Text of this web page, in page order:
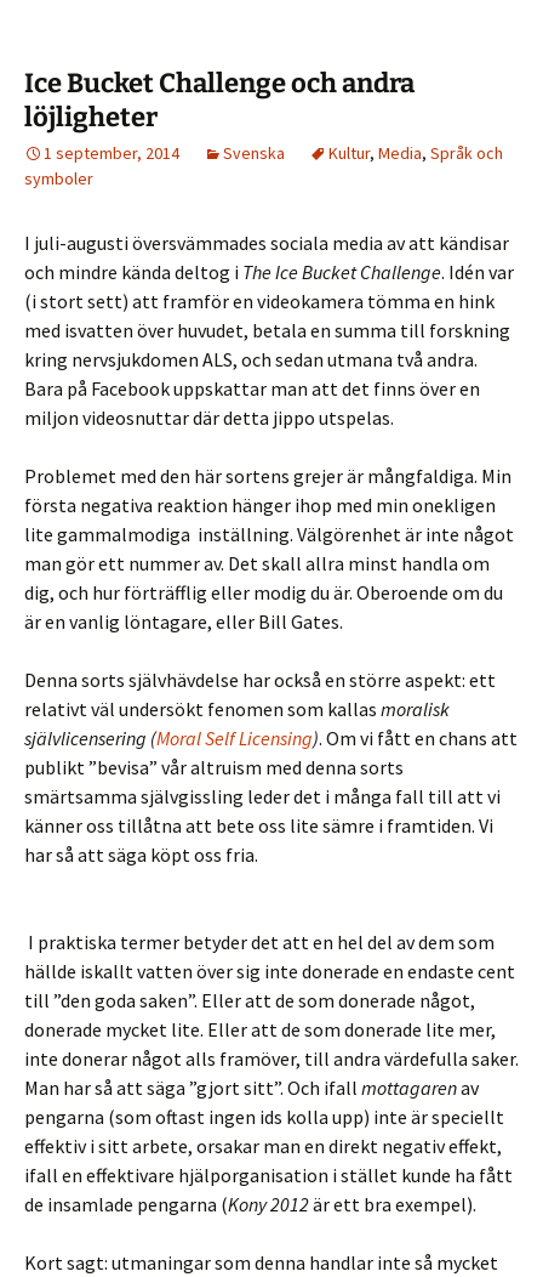
Ice Bucket Challenge och andra
löjligheter
1 september, 2014 Svenska Kultur, Media, Språk och
symboler
I juli-augusti översvämmades sociala media av att kändisar
och mindre kända deltog i The Ice Bucket Challenge. Idén var
(i stort sett) att framför en videokamera tömma en hink
med isvatten över huvudet, betala en summa till forskning
kring nervsjukdomen ALS, och sedan utmana två andra.
Bara på Facebook uppskattar man att det finns över en
miljon videosnuttar där detta jippo utspelas.
Problemet med den här sortens grejer är mångfaldiga. Min
första negativa reaktion hänger ihop med min onekligen
lite gammalmodiga inställning. Välgörenhet är inte något
man gör ett nummer av. Det skall allra minst handla om
dig, och hur förträfflig eller modig du är. Oberoende om du
är en vanlig löntagare, eller Bill Gates.
Denna sorts självhävdelse har också en större aspekt: ett
relativt väl undersökt fenomen som kallas moralisk
självlicensering (Moral Self Licensing). Om vi fått en chans att
publikt ”bevisa” vår altruism med denna sorts
smärtsamma självgissling leder det i många fall till att vi
känner oss tillåtna att bete oss lite sämre i framtiden. Vi
har så att säga köpt oss fria.
I praktiska termer betyder det att en hel del av dem som
hällde iskallt vatten över sig inte donerade en endaste cent
till ”den goda saken”. Eller att de som donerade något,
donerade mycket lite. Eller att de som donerade lite mer,
inte donerar något alls framöver, till andra värdefulla saker.
Man har så att säga ”gjort sitt”. Och ifall mottagarenav
pengarna (som oftast ingen ids kolla upp) inte är speciellt
effektiv i sitt arbete, orsakar man en direkt negativ effekt,
ifall en effektivare hjälporganisation i stället kunde ha fått
de insamlade pengarna (Kony 2012är ett bra exempel).
Kort sagt: utmaningar som denna handlar inte så mycket